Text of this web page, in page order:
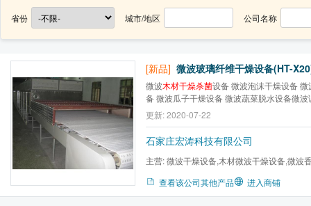
省份 城市/地区 公司名称
[新品] 微波玻璃纤维干燥设备(HT-
微波木材干燥杀菌设备 微波泡沫干燥设备
备 微波瓜子干燥设备 微波蔬菜脱水设备微波调味品干燥机 冷冻
机 微波食品干燥杀菌设备 微波辣椒干燥杀
杀菌设备
更新: 2020-07-22
石家庄宏涛科技有限公司
主营:微波干燥设备,木材微波干燥设备,微波
查看该公司其他产品 进入商铺